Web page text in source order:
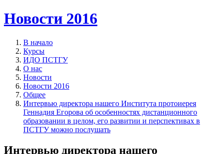
Новости 2016
В начало
Курсы
ИДО ПСТГУ
О нас
Новости
Новости 2016
Общее
Интервью директора нашего Института протоиерея
Геннадия Егорова об особенностях дистанционного
образовании в целом, его развитии и перспективах в
ПСТГУ можно послушать
Интервью директора нашего